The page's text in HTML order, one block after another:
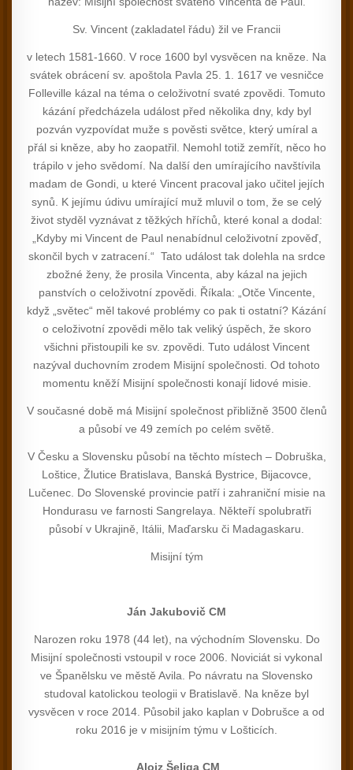
Sv. Vincent (zakladatel řádu) žil ve Francii
v letech 1581-1660. V roce 1600 byl vysvěcen na kněze. Na
svátek obrácení sv. apoštola Pavla 25. 1. 1617 ve vesničce
Folleville kázal na téma o celoživotní svaté zpovědi. Tomuto
kázání předcházela událost před několika dny, kdy byl
pozván vyzpovídat muže s pověsti světce, který umíral a
přál si kněze, aby ho zaopatřil. Nemohl totiž zemřít, něco ho
trápilo v jeho svědomí. Na další den umírajícího navštívila
madam de Gondi, u které Vincent pracoval jako učitel jejích
synů. K jejímu údivu umírající muž mluvil o tom, že se celý
život styděl vyznávat z těžkých hříchů, které konal a dodal:
„Kdyby mi Vincent de Paul nenabídnul celoživotní zpověď,
skončil bych v zatracení.“ Tato událost tak dolehla na srdce
zbožné ženy, že prosila Vincenta, aby kázal na jejich
panstvích o celoživotní zpovědi. Říkala: „Otče Vincente,
když „světec“ měl takové problémy co pak ti ostatní? Kázání
o celoživotní zpovědi mělo tak veliký úspěch, že skoro
všichni přistoupili ke sv. zpovědi. Tuto událost Vincent
nazýval duchovním zrodem Misijní společnosti. Od tohoto
momentu kněží Misijní společnosti konají lidové misie.
V současné době má Misijní společnost přibližně 3500 členů
a působí ve 49 zemích po celém světě.
V Česku a Slovensku působí na těchto místech – Dobruška,
Loštice, Žlutice Bratislava, Banská Bystrice, Bijacovce,
Lučenec. Do Slovenské provincie patří i zahraniční misie na
Hondurasu ve farnosti Sangrelaya. Někteří spolubratři
působí v Ukrajině, Itálii, Maďarsku či Madagaskaru.
Misijní tým
Ján Jakubovič CM
Narozen roku 1978 (44 let), na východním Slovensku. Do
Misijní společnosti vstoupil v roce 2006. Noviciát si vykonal
ve Španělsku ve městě Avila. Po návratu na Slovensko
studoval katolickou teologii v Bratislavě. Na kněze byl
vysvěcen v roce 2014. Působil jako kaplan v Dobrušce a od
roku 2016 je v misijním týmu v Lošticích.
Aloiz Šeliga CM